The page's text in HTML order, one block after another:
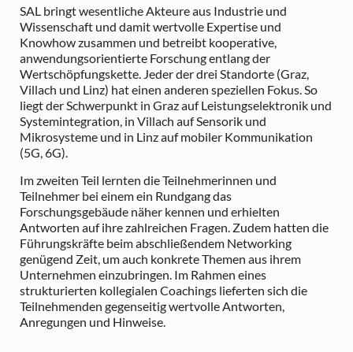
SAL bringt wesentliche Akteure aus Industrie und
Wissenschaft und damit wertvolle Expertise und
Knowhow zusammen und betreibt kooperative,
anwendungsorientierte Forschung entlang der
Wertschöpfungskette. Jeder der drei Standorte (Graz,
Villach und Linz) hat einen anderen speziellen Fokus. So
liegt der Schwerpunkt in Graz auf Leistungselektronik und
Systemintegration, in Villach auf Sensorik und
Mikrosysteme und in Linz auf mobiler Kommunikation
(5G, 6G).
Im zweiten Teil lernten die Teilnehmerinnen und
Teilnehmer bei einem ein Rundgang das
Forschungsgebäude näher kennen und erhielten
Antworten auf ihre zahlreichen Fragen. Zudem hatten die
Führungskräfte beim abschließendem Networking
genügend Zeit, um auch konkrete Themen aus ihrem
Unternehmen einzubringen. Im Rahmen eines
strukturierten kollegialen Coachings lieferten sich die
Teilnehmenden gegenseitig wertvolle Antworten,
Anregungen und Hinweise.